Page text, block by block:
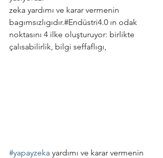
zeka yardımı ve karar vermenin
bagımsızlıgıdır.#Endüstri4.0 ın odak
noktasını 4 ilke oluşturuyor: birlikte
çalısabilirlik, bilgi seffaflıgı,
#yapayzeka yardımı ve karar vermenin